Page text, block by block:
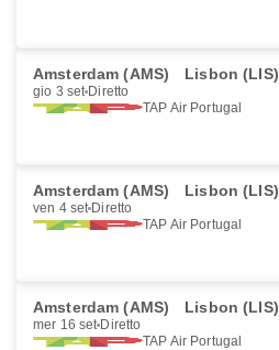
Amsterdam (AMS) Lisbon (LIS)
gio 3 set Diretto
TAP Air Portugal
Amsterdam (AMS) Lisbon (LIS)
ven 4 set Diretto
TAP Air Portugal
Amsterdam (AMS) Lisbon (LIS)
mer 16 set Diretto
TAP Air Portugal